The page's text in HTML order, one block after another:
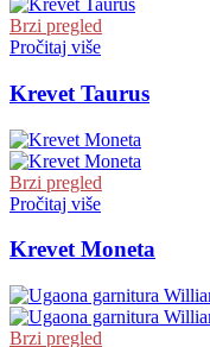
Brzi pregled
Pročitaj više
Krevet Taurus
Brzi pregled
Pročitaj više
Krevet Moneta
Brzi pregled